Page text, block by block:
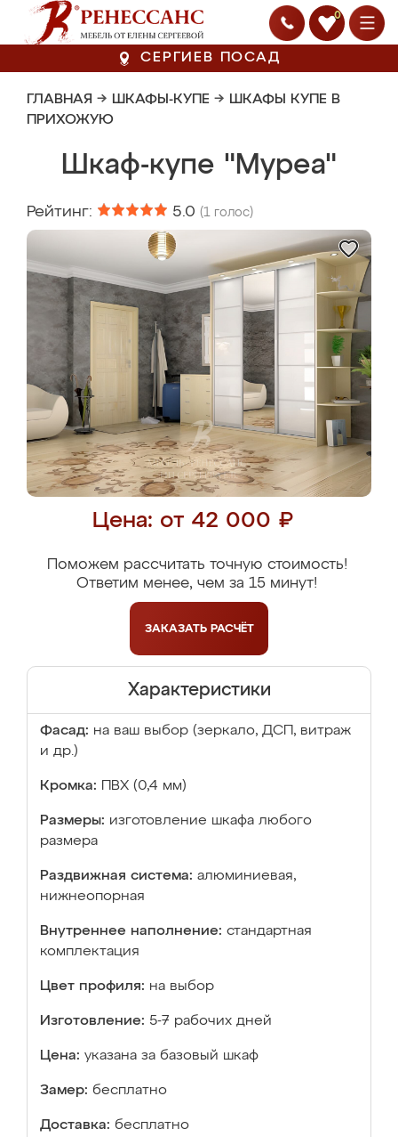
0
СЕРГИЕВ ПОСАД
ГЛАВНАЯ → ШКАФЫ-КУПЕ → ШКАФЫ КУПЕ В
ПРИХОЖУЮ
Шкаф-купе "Муреа"
Рейтинг: 5.0 (1 голос)
Цена: от 42 000 ₽
Поможем рассчитать точную стоимость!
Ответим менее, чем за 15 минут!
ЗАКАЗАТЬ РАСЧЁТ
Характеристики
Фасад: на ваш выбор (зеркало, ДСП, витраж
и др.)
Кромка: ПВХ (0,4 мм)
Размеры: изготовление шкафа любого
размера
Раздвижная система: алюминиевая,
нижнеопорная
Внутреннее наполнение: стандартная
комплектация
Цвет профиля: на выбор
Изготовление: 5-7 рабочих дней
Цена: указана за базовый шкаф
Замер: бесплатно
Доставка: бесплатно